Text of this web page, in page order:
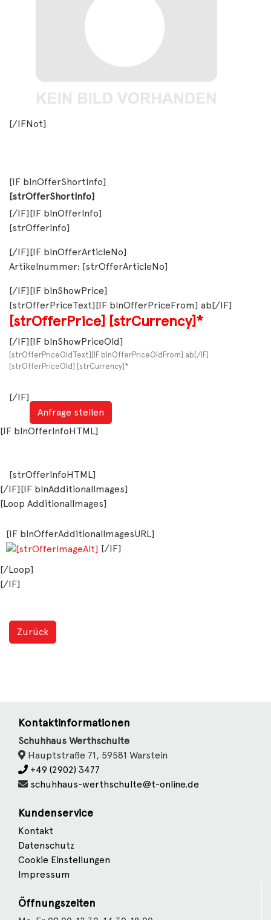
[/IFNot]
[IF blnOfferShortInfo]
[strOfferShortInfo]
[/IF][IF blnOfferInfo]
[strOfferInfo]
[/IF][IF blnOfferArticleNo]
Artikelnummer: [strOfferArticleNo]
[/IF][IF blnShowPrice]
[strOfferPriceText][IF blnOfferPriceFrom] ab[/IF]
[strOfferPrice] [strCurrency]*
[/IF][IF blnShowPriceOld]
[strOfferPriceOldText][IF blnOfferPriceOldFrom] ab[/IF]
[strOfferPriceOld] [strCurrency]*
[/IF]
Anfrage stellen
[IF blnOfferInfoHTML]
[strOfferInfoHTML]
[/IF][IF blnAdditionalImages]
[Loop AdditionalImages]
[IF blnOfferAdditionalImagesURL]
[/IF]
[/Loop]
[/IF]
Zurück
Kontaktinformationen
Schuhhaus Werthschulte
Hauptstraße 71, 59581 Warstein
+49 (2902) 3477
schuhhaus-werthschulte@t-online.de
Kundenservice
Kontakt
Datenschutz
Cookie Einstellungen
Impressum
Öffnungszeiten